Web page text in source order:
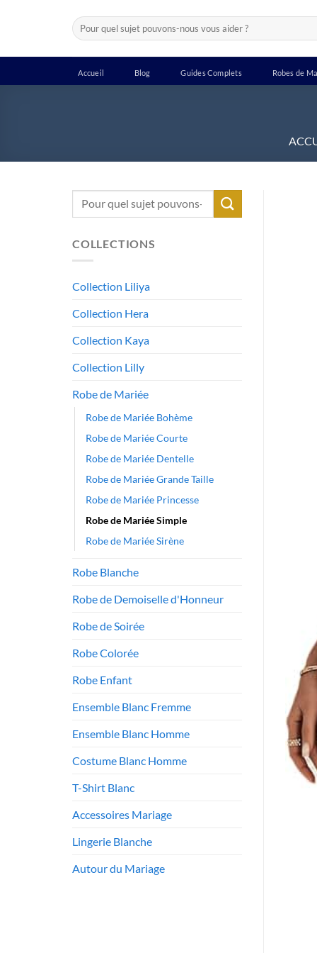
Recherche
pour :
Accueil Blog Guides Complets Robes de
Recherche
COLLECTIONS
Collection Liliya
Collection Hera
Collection Kaya
Collection Lilly
Robe de Mariée
Robe de Mariée Bohème
Robe de Mariée Courte
Robe de Mariée Dentelle
Robe de Mariée Grande Taille
Robe de Mariée Princesse
Robe de Mariée Simple
Robe de Mariée Sirène
Robe Blanche
Robe de Demoiselle d'Honneur
Robe de Soirée
Robe Colorée
Robe Enfant
Ensemble Blanc Fremme
Ensemble Blanc Homme
Costume Blanc Homme
T-Shirt Blanc
Accessoires Mariage
Lingerie Blanche
Autour du Mariage